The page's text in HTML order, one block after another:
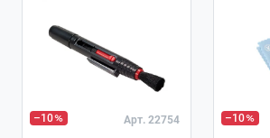
–10
Арт. 22754 –10